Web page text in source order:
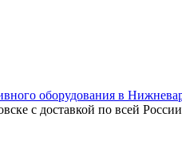
с доставкой по всей России